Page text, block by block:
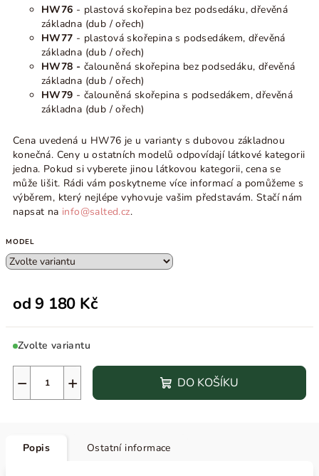
HW76 - plastová skořepina bez podsedáku, dřevěná
základna (dub / ořech)
HW77 - plastová skořepina s podsedákem, dřevěná
základna (dub / ořech)
HW78 - čalouněná skořepina bez podsedáku, dřevěná
základna (dub / ořech)
HW79 - čalouněná skořepina s podsedákem, dřevěná
základna (dub / ořech)
Cena uvedená u HW76 je u varianty s dubovou základnou
konečná. Ceny u ostatních modelů odpovídají látkové kategorii
jedna. Pokud si vyberete jinou látkovou kategorii, cena se
může lišit. Rádi vám poskytneme více informací a pomůžeme s
výběrem, který nejlépe vyhovuje vašim představám. Stačí nám
napsat na info@salted.cz.
MODEL
od 9 180 Kč
Zvolte variantu
+
− DO KOŠÍKU
Popis Ostatní informace